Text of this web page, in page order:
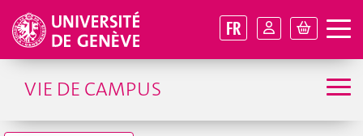
FR
VIE DE CAMPUS